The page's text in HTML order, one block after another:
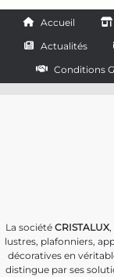
Accueil
Actualités
Conditions
La société CRISTALUX,
lustres, plafonniers,
décoratives en
distingue par ses